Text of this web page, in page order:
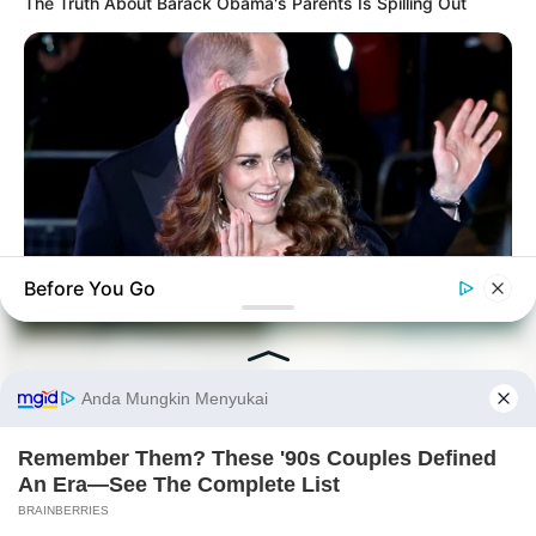
Langka Banget! 10 Pose Lucu
Katak yang Bikin Ketawa
Gemes
Ambyar! 10 Kalimat Baper
Pakai Bahasa Jawa Ini Bikin
BUZZDAY
Kate Middleton's Daring Outfit Took Prince William's Breath
Before You Go